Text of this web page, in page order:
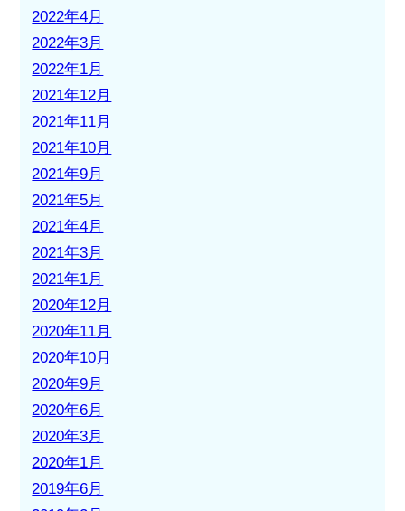
2022年4月
2022年3月
2022年1月
2021年12月
2021年11月
2021年10月
2021年9月
2021年5月
2021年4月
2021年3月
2021年1月
2020年12月
2020年11月
2020年10月
2020年9月
2020年6月
2020年3月
2020年1月
2019年6月